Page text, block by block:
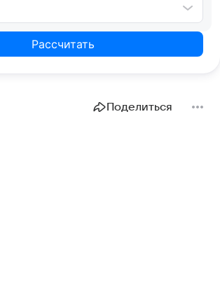
Рассчитать
Поделиться